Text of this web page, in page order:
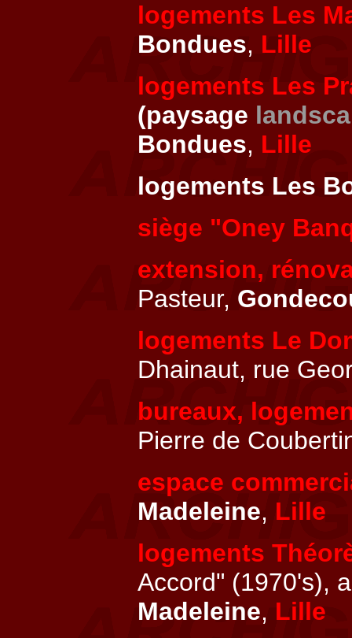
logements Les
Bondues, Lille
logements Les
(paysage
Bondues, Lille
logements Les
siège "Oney
extension,
Pasteur,
logements Le
Dhainaut, rue
bureaux,
Pierre de
espace
Madeleine, Lille
logements
Accord" (1970's),
Madeleine, Lille